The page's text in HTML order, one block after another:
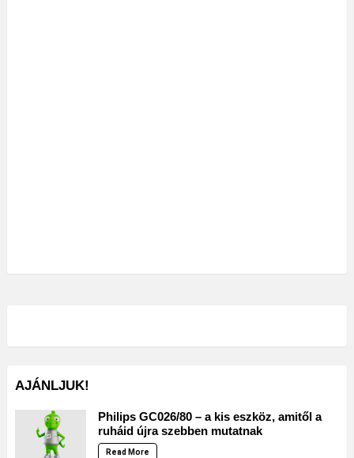
AJÁNLJUK!
Philips GC026/80 – a kis eszköz, amitől a
ruháid újra szebben mutatnak
Read More